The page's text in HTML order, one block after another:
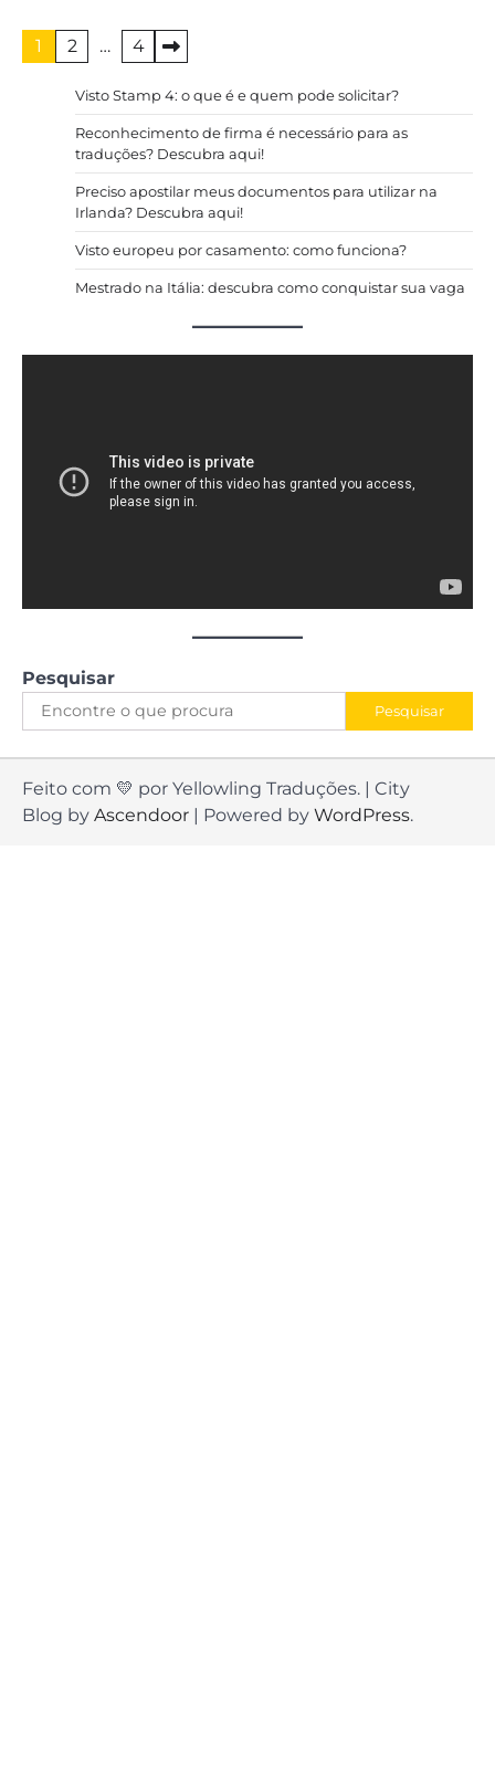
Paginação
posts
1 2 … 4
Visto Stamp 4: o que é e quem pode solicitar?
Reconhecimento de firma é necessário para as
traduções? Descubra aqui!
Preciso apostilar meus documentos para utilizar na
Irlanda? Descubra aqui!
Visto europeu por casamento: como funciona?
Mestrado na Itália: descubra como conquistar sua vaga
Pesquisar
Pesquisar
Feito com 💛 por Yellowling Traduções. | City
Blog by Ascendoor | Powered by WordPress.